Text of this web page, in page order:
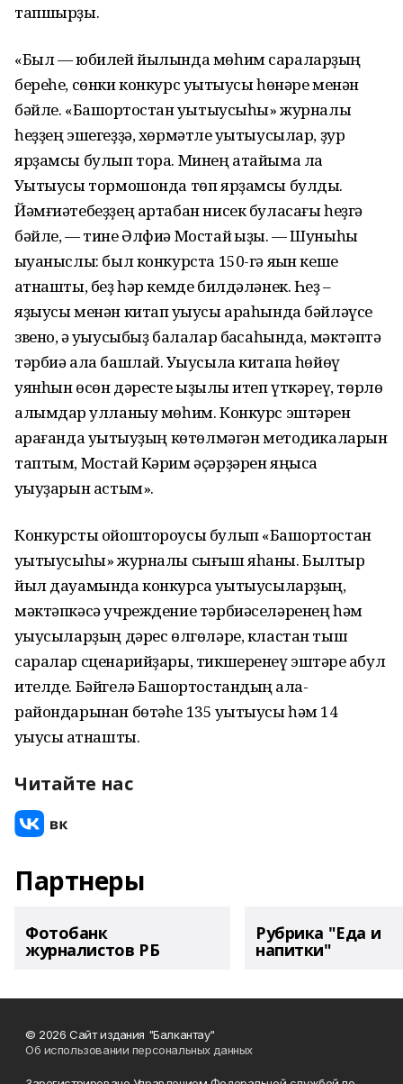
тапшырҙы.
«Был — юбилей йылында мөһим сараларҙың
береһе, сөнки конкурс уҡытыусы һөнәре менән
бәйле. «Башҡортостан уҡытыусыһы» журналы
һеҙҙең эшегеҙҙә, хөрмәтле уҡытыусылар, ҙур
ярҙамсы булып тора. Минең атайыма ла
Уҡытыусы тормошонда төп ярҙамсы булды.
Йәмғиәтебеҙҙең артабан нисек буласағы һеҙгә
бәйле, — тине Әлфиә Мостай ҡыҙы. — Шуныһы
ҡыуаныслы: был конкурста 150-гә яҡын кеше
ҡатнашты, беҙ һәр кемде билдәләнек. Һеҙ –
яҙыусы менән китап уҡыусы араһында бәйләүсе
звено, ә уҡыусыбыҙ балалар баҡсаһында, мәктәптә
тәрбиә ала башлай. Уҡыусыла китапҡа һөйөү
уянһын өсөн дәресте ҡыҙыҡлы итеп үткәреү, төрлө
алымдар ҡулланыу мөһим. Конкурс эштәрен
ҡарағанда уҡытыуҙың көтөлмәгән методикаларын
таптым, Мостай Кәрим әҫәрҙәрен яңыса
уҡыуҙарын астым».
Конкурсты ойоштороусы булып «Башҡортостан
уҡытыусыһы» журналы сығыш яһаны. Былтыр
йыл дауамында конкурсҡа уҡытыусыларҙың,
мәктәпкәсә учреждение тәрбиәселәренең һәм
уҡыусыларҙың дәрес өлгөләре, кластан тыш
саралар сценарийҙары, тикшеренеү эштәре ҡабул
ителде. Бәйгелә Башҡортостандың ҡала-
райондарынан бөтәһе 135 уҡытыусы һәм 14
уҡыусы ҡатнашты.
Читайте нас
Партнеры
Фотобанк
журналистов РБ
Рубрика "Еда и
напитки"
© 2026 Сайт издания "Балкантау"
Об использовании персональных данных